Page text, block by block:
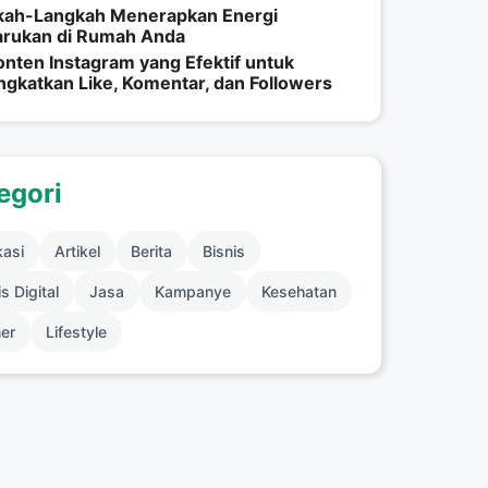
Langkah Menerapkan Energi
di Rumah Anda
Instagram yang Efektif untuk
Like, Komentar, dan Followers
Artikel Berita Bisnis
Digital Jasa Kampanye Kesehatan
Lifestyle